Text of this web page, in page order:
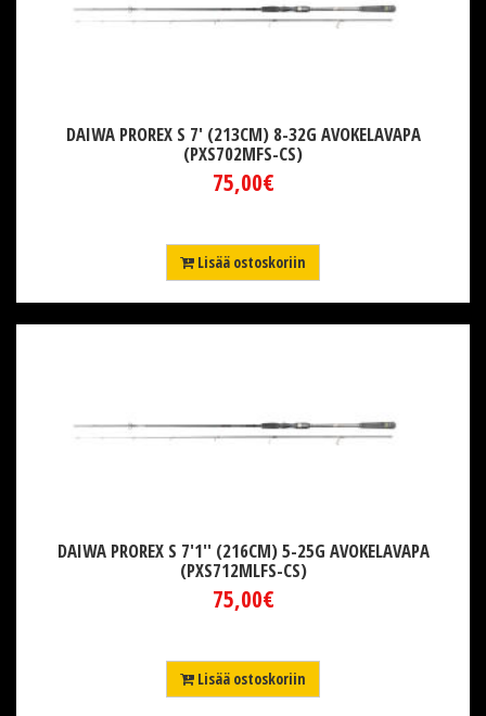
DAIWA PROREX S 7' (213CM) 8-32G AVOKELAVAPA
(PXS702MFS-CS)
75,00€
Lisää ostoskoriin
DAIWA PROREX S 7'1'' (216CM) 5-25G AVOKELAVAPA
(PXS712MLFS-CS)
75,00€
Lisää ostoskoriin